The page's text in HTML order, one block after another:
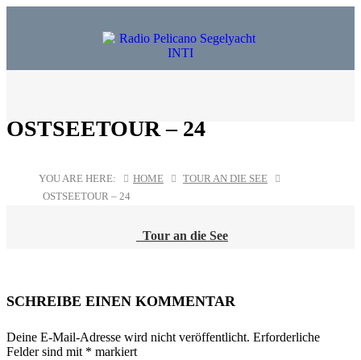
OSTSEETOUR – 24
YOU ARE HERE: HOME
TOUR AN DIE SEE
OSTSEETOUR – 24
Tour an die See
SCHREIBE EINEN KOMMENTAR
Deine E-Mail-Adresse wird nicht veröffentlicht. Erforderliche
Felder sind mit * markiert